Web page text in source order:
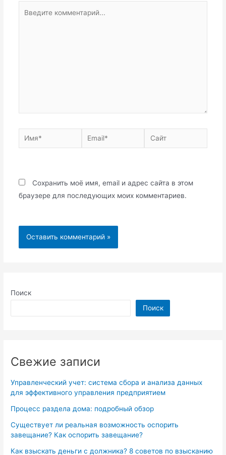
Поиск
Поиск
Свежие записи
Управленческий учет: система сбора и анализа данных
для эффективного управления предприятием
Процесс раздела дома: подробный обзор
Существует ли реальная возможность оспорить
завещание? Как оспорить завещание?
Как взыскать деньги с должника? 8 советов по взысканию
Имя* Email* Сайт
Сохранить моё имя, email и адрес сайта в этом
браузере для последующих моих комментариев.